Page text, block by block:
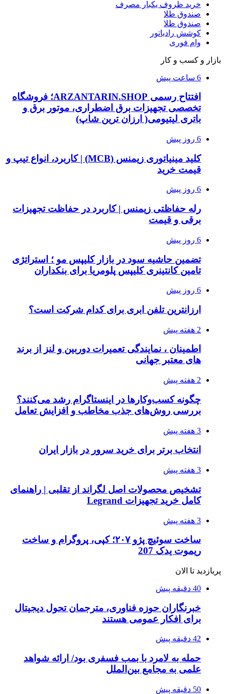
خرید ظروف یکبار مصرف
صندوق طلا
صندوق طلا
کوشش رادیاتور
وام فوری
بازار و کسب و کار
6 ساعت پیش
افتتاح رسمی ARZANTARIN.SHOP؛ فروشگاه
تخصصی تجهیزات برق اضطراری، موتور برق و
باتری لیتیومی( ارزان ترین شاپ)
6 روز پیش
کلید مینیاتوری زیمنس (MCB) | کاربرد، انواع تیپ و
قیمت خرید
6 روز پیش
رله حفاظتی زیمنس | کاربرد در حفاظت تجهیزات
برقی و قیمت
6 روز پیش
تضمین حاشیه سود در بازار کلیپس مو ؛ استراتژی
تامین کانتینری کلیپس پلومریا برای بنکداران
6 روز پیش
ارزانترین تلفن ابری برای کدام شرکت است؟
2 هفته پیش
اطمینان ، نمایندگی تعمیرات دوربین و لنز از برند
های معتبر جهانی
2 هفته پیش
چگونه کسب‌وکارها در اینستاگرام رشد می‌کنند؟
بررسی روش‌های جذب مخاطب و افزایش تعامل
3 هفته پیش
انتخاب برتر برای خرید سرور در بازار ایران
3 هفته پیش
تشخیص محصولات اصل لگراند از تقلبی | راهنمای
کامل خرید تجهیزات Legrand
3 هفته پیش
ساخت سوئیچ پژو ۲۰۷؛ کپی، پروگرام و ساخت
ریموت یدک 207
پربازدید تا الان
40 دقیقه پیش
خبرنگاران حوزه فناوری، مترجمان تحول دیجیتال
برای افکار عمومی هستند
42 دقیقه پیش
حمله به لامرد با بمب فسفری بود/ ارائه شواهد
علمی به مجامع بین‌الملل
50 دقیقه پیش